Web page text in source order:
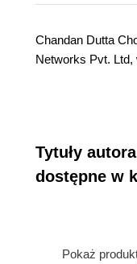
Chandan Dutta
Networks Pvt. Ltd,
Tytuły
dostępne w
Pokaż